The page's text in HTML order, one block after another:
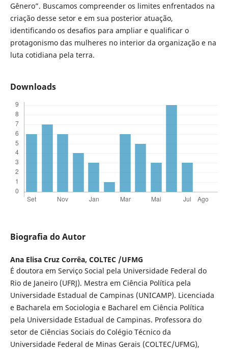
Gênero”. Buscamos compreender os limites enfrentados na
criação desse setor e em sua posterior atuação,
identificando os desafios para ampliar e qualificar o
protagonismo das mulheres no interior da organização e na
luta cotidiana pela terra.
Downloads
Biografia do Autor
Ana Elisa Cruz Corrêa, COLTEC /UFMG
É doutora em Serviço Social pela Universidade Federal do
Rio de Janeiro (UFRJ). Mestra em Ciência Política pela
Universidade Estadual de Campinas (UNICAMP). Licenciada
e Bacharela em Sociologia e Bacharel em Ciência Política
pela Universidade Estadual de Campinas. Professora do
setor de Ciências Sociais do Colégio Técnico da
Universidade Federal de Minas Gerais (COLTEC/UFMG),